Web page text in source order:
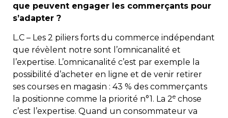
que peuvent engager les commerçants pour
s’adapter ?
L.C – Les 2 piliers forts du commerce indépendant
que révèlent notre sont l’omnicanalité et
l’expertise. L’omnicanalité c’est par exemple la
possibilité d’acheter en ligne et de venir retirer
ses courses en magasin : 43 % des commerçants
la positionne comme la priorité n°1. La 2e chose
c’est l’expertise. Quand un consommateur va